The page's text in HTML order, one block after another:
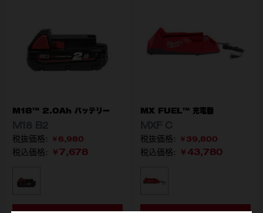
M18™ 2.0Ah バッテリー
￥6,980
税込価格: ￥7,678
型番M18 B2 JP
MX FUEL™ 充電器
￥39,800
税込価格: ￥43,780
型番MXF C JP